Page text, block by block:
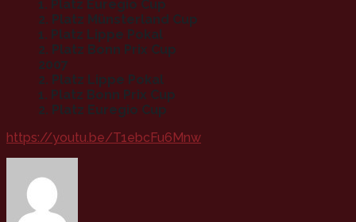
1. Platz Euregio Cup
2. Platz Münsterland Cup
1. Platz Lippe Pokal
2. Platz Bonn Prix Cup
2007
2. Platz Lippe Pokal
1. Platz Bonn Prix Cup
2. Platz Euregio Cup
https://youtu.be/T1ebcFu6Mnw